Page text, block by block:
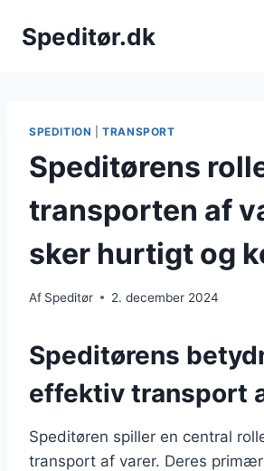
Speditør.dk
SPEDITION |TRANSPORT
Speditørens
transporten af
sker hurtigt og
Af Speditør 2. december 2024
Speditørens
effektiv transport
Speditøren spiller en central
transport af varer. Deres